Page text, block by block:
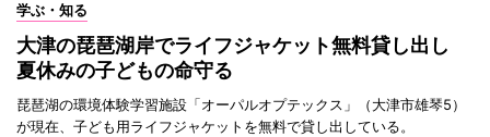
学ぶ・知る
大津の琵琶湖岸でライフジャケット無料貸し出し
夏休みの子どもの命守る
琵琶湖の環境体験学習施設「オーパルオプテックス」（大津市雄琴5）
が現在、子ども用ライフジャケットを無料で貸し出している。